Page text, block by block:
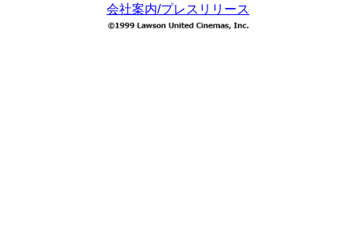
会社案内/プレスリリース